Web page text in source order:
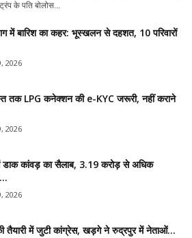
के पति बोलोस...
में बारिश का कहर: भूस्खलन से दहशत, 10 परिवारों
2026
तक LPG कनेक्शन की e-KYC जरूरी, नहीं कराने
2026
में डाक कांवड़ का सैलाब, 3.19 करोड़ से अधिक
2026
तैयारी में जुटी कांग्रेस, खड़गे ने रुद्रपुर में नेताओं...